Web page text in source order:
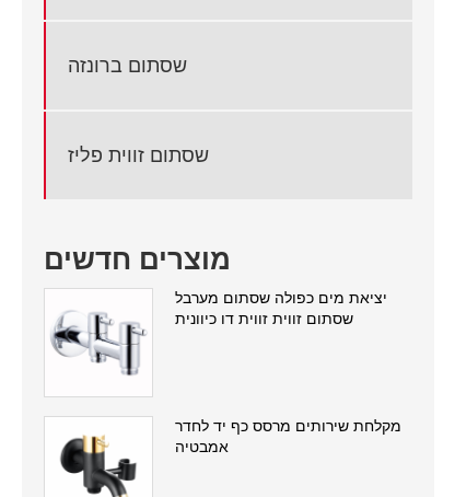
שסתום ברונזה
שסתום זווית פליז
מוצרים חדשים
יציאת מים כפולה שסתום מערבל
שסתום זווית זווית דו כיוונית
מקלחת שירותים מרסס כף יד לחדר
אמבטיה